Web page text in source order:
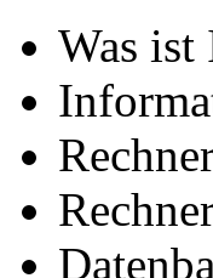
Was